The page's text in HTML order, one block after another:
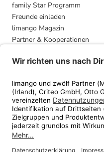
family Star Programm
Freunde einladen
limango Magazin
Partner & Kooperationen
Presse